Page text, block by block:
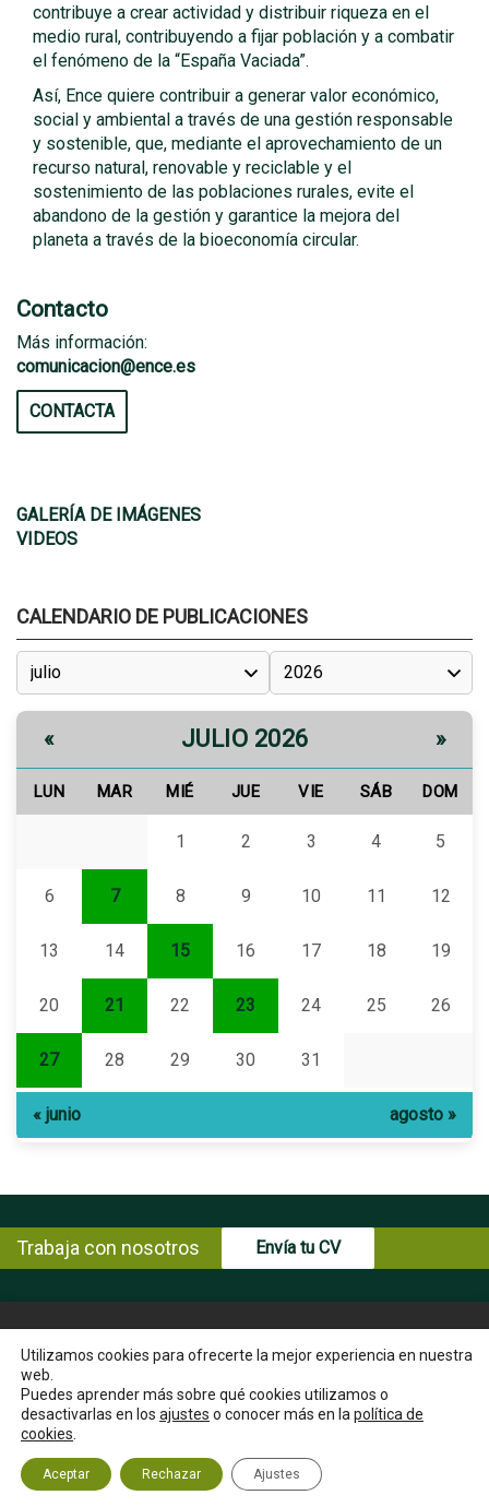
contribuye a crear actividad y distribuir riqueza en el
medio rural, contribuyendo a fijar población y a combatir
el fenómeno de la “España Vaciada”.
Así, Ence quiere contribuir a generar valor económico,
social y ambiental a través de una gestión responsable
y sostenible, que, mediante el aprovechamiento de un
recurso natural, renovable y reciclable y el
sostenimiento de las poblaciones rurales, evite el
abandono de la gestión y garantice la mejora del
planeta a través de la bioeconomía circular.
Contacto
Más información:
comunicacion@ence.es
CONTACTA
GALERÍA DE IMÁGENES
VIDEOS
CALENDARIO DE PUBLICACIONES
« JULIO 2026 »
LUN MAR MIÉ JUE VIE SÁB DOM
1 2 3 4 5
6 7 8 9 10 11 12
13 14 15 16 17 18 19
20 21 22 23 24 25 26
27 28 29 30 31
« junio agosto »
Trabaja con nosotros Envía tu CV
© Copyright ENCE 2026 MAPA WEB
AVISO LEGAL
INSTRUCCIONES PARA EL EJERCICIO DE DERECHOS DEL
INTERESADO
Utilizamos cookies para ofrecerte la mejor experiencia en nuestra
web.
Puedes aprender más sobre qué cookies utilizamos o
desactivarlas en los ajustes o conocer más en la política de
cookies
Aceptar Rechazar Ajustes